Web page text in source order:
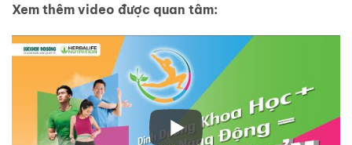
Xem thêm video được quan tâm: